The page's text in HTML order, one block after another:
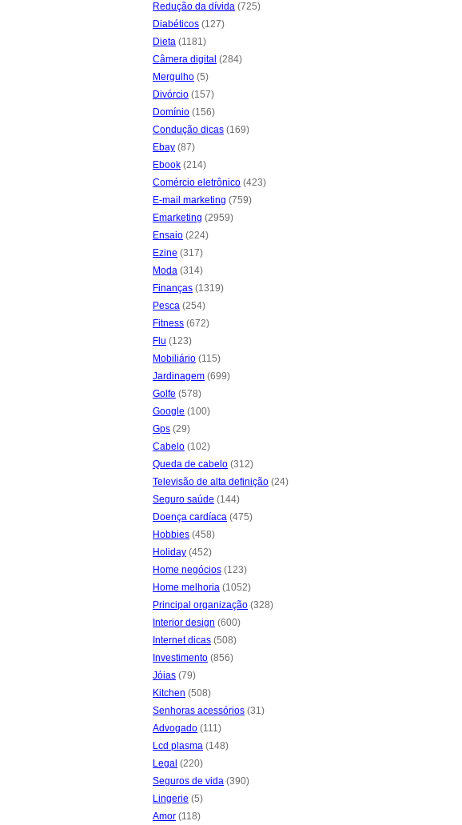
Redução da dívida (725)
Diabéticos (127)
Dieta (1181)
Câmera digital (284)
Mergulho (5)
Divórcio (157)
Domínio (156)
Condução dicas (169)
Ebay (87)
Ebook (214)
Comércio eletrônico (423)
E-mail marketing (759)
Emarketing (2959)
Ensaio (224)
Ezine (317)
Moda (314)
Finanças (1319)
Pesca (254)
Fitness (672)
Flu (123)
Mobiliário (115)
Jardinagem (699)
Golfe (578)
Google (100)
Gps (29)
Cabelo (102)
Queda de cabelo (312)
Televisão de alta definição (24)
Seguro saúde (144)
Doença cardíaca (475)
Hobbies (458)
Holiday (452)
Home negócios (123)
Home melhoria (1052)
Principal organização (328)
Interior design (600)
Internet dicas (508)
Investimento (856)
Jóias (79)
Kitchen (508)
Senhoras acessórios (31)
Advogado (111)
Lcd plasma (148)
Legal (220)
Seguros de vida (390)
Lingerie (5)
Amor (118)